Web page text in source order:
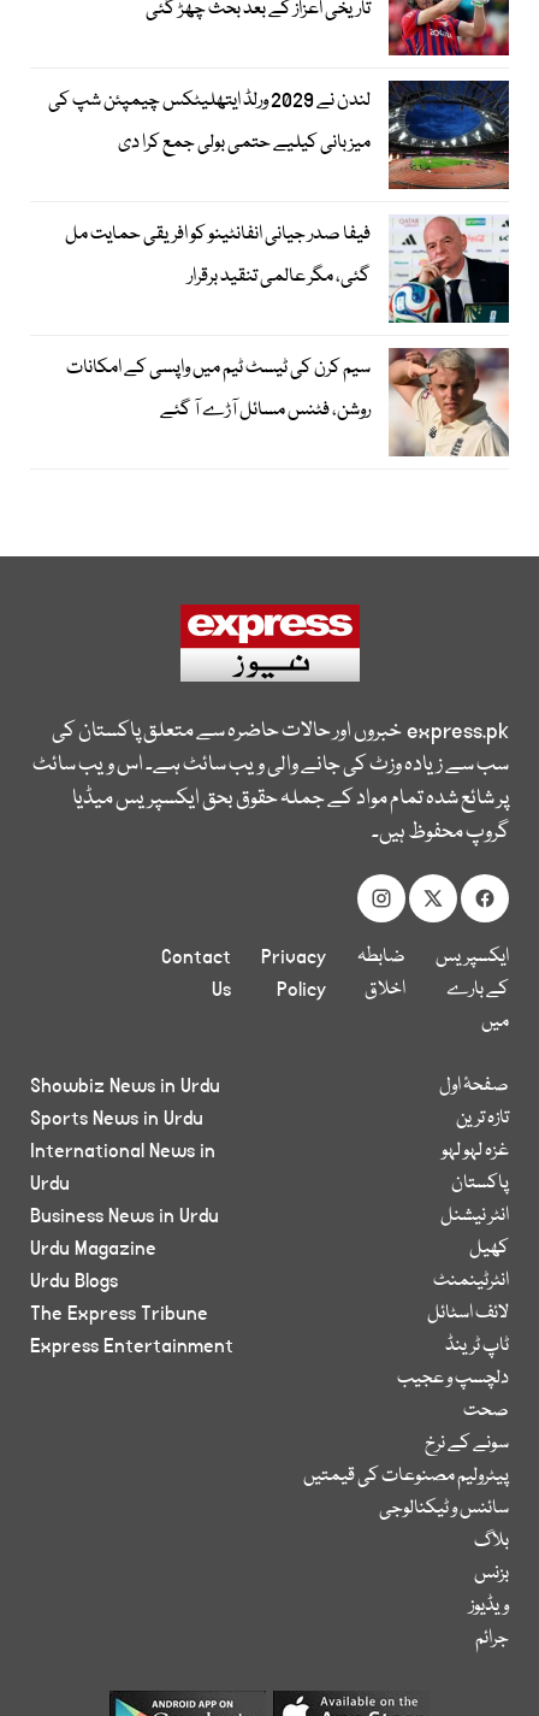
تاریخی اعزاز کے بعد بحث چھڑ گئی
لندن نے 2029 ورلڈ ایتھلیٹکس چیمپئن شپ کی
میزبانی کیلیے حتمی بولی جمع کرا دی
فیفا صدر جیانی انفانٹینو کو افریقی حمایت مل
گئی، مگر عالمی تنقید برقرار
سیم کرن کی ٹیسٹ ٹیم میں واپسی کے امکانات
روشن، فٹنس مسائل آڑے آ گئے
express.pkخبروں اور حالات حاضرہ سے متعلق پاکستان کی
سب سے زیادہ وزٹ کی جانے والی ویب سائٹ ہے۔ اس ویب سائٹ
پر شائع شدہ تمام مواد کے جملہ حقوق بحق ایکسپریس میڈیا
گروپ محفوظ ہیں۔
ایکسپریس
کے بارے
میں
ضابطہ
اخلاق
Privacy
Policy
Contact
Us
صفحۂ اول
تازہ ترین
غزہ لہو لہو
پاکستان
انٹر نیشنل
کھیل
انٹرٹینمنٹ
لائف اسٹائل
ٹاپ ٹرینڈ
دلچسپ و عجیب
صحت
سونے کے نرخ
پیٹرولیم مصنوعات کی قیمتیں
سائنس و ٹیکنالوجی
بلاگ
بزنس
ویڈیوز
جرائم
Showbiz News in Urdu
Sports News in Urdu
International News in
Urdu
Business News in Urdu
Urdu Magazine
Urdu Blogs
The Express Tribune
Express Entertainment